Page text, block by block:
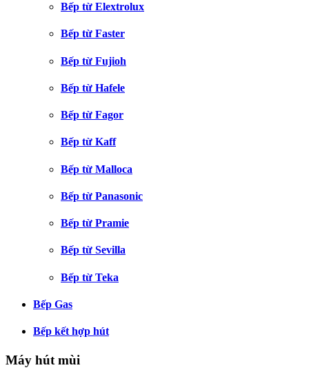
Bếp từ Elextrolux
Bếp từ Faster
Bếp từ Fujioh
Bếp từ Hafele
Bếp từ Fagor
Bếp từ Kaff
Bếp từ Malloca
Bếp từ Panasonic
Bếp từ Pramie
Bếp từ Sevilla
Bếp từ Teka
Bếp Gas
Bếp kết hợp hút
Máy hút mùi